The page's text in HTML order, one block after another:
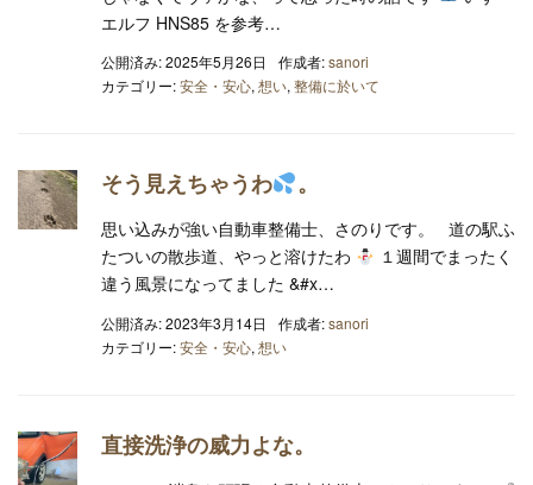
エルフ HNS85 を参考…
公開済み: 2025年5月26日 作成者:sanori
カテゴリー:安全・安心, 想い, 整備に於いて
そう見えちゃうわ 。
思い込みが強い自動車整備士、さのりです。 道の駅ふ
たついの散歩道、やっと溶けたわ
１週間でまったく
違う風景になってました &#x…
公開済み: 2023年3月14日 作成者:sanori
カテゴリー:安全・安心, 想い
直接洗浄の威力よな。